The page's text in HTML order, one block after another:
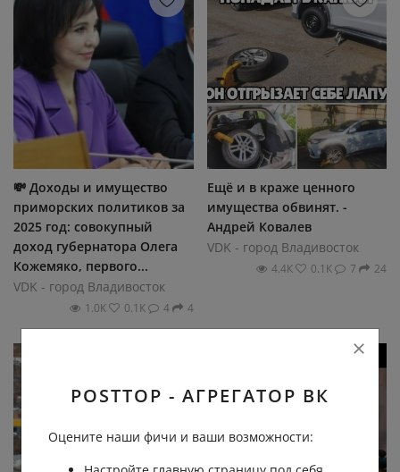
💸 Доходы и имущество
приморских политиков за
2025 год: совокупный
доход губернатора Олега
Кожемяко, первого...
VDK - город Владивосток
1.0К 0.1К 4 4
Ещё и в краже ценного
имущества обвинят. -
Андрей Ковалев
VDK - город Владивосток
4.4К 0.1К 7 24
POSTTOP - АГРЕГАТОР ВК
Оцените наши фичи и ваши возможности: